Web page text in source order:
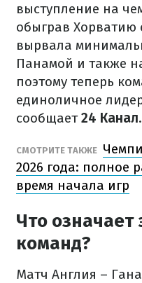
выступление на
обыграв Хорватию
вырвала
Панамой и также
поэтому теперь
единоличное
сообщает24 Канал.
СМОТРИТЕ ТАКЖЕ
2026 года: полное
время начала игр
Что означает
команд?
Матч Англия –